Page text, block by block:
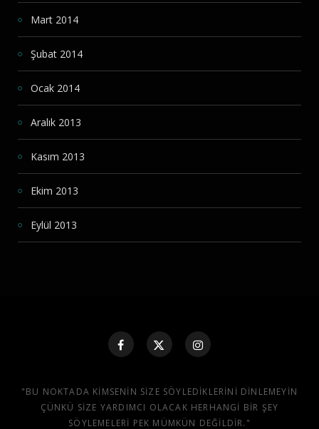
Mart 2014
Şubat 2014
Ocak 2014
Aralık 2013
Kasım 2013
Ekim 2013
Eylül 2013
"BU NOKTADA KIMSENIN SIZE SÖYLEDIKLERINI DINLEMEYIN
ÇÜNKÜ SIZE YARDIMCI OLACAK HERHANGI BIR ŞEY
SÖYLEMELERI PEK MÜMKÜN DEĞILDIR."